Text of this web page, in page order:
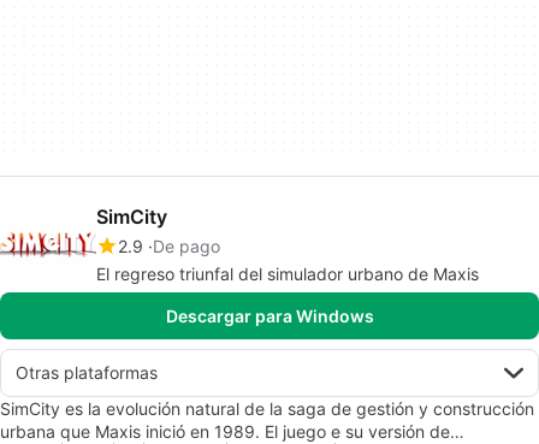
SimCity
2.9 De pago
El regreso triunfal del simulador urbano de Maxis
Descargar para Windows
Otras plataformas
SimCity es la evolución natural de la saga de gestión y construcción
urbana que Maxis inició en 1989. El juego e su versión de…